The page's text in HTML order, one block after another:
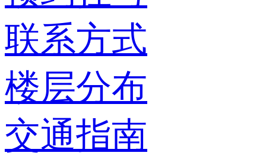
联系方式
楼层分布
交通指南